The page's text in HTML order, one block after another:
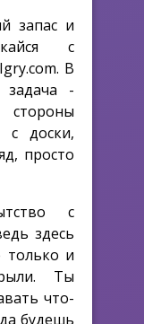
запас и
с
В
-
с доски,
просто
с
здесь
только и
Ты
что-
будешь